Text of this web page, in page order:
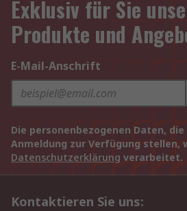
Exklusiv für Sie
Produkte und
E-Mail-Anschrift
Die personenbezogenen Daten, die
Anmeldung zur Verfügung stellen,
Datenschutzerklärung verarbeitet.
Kontaktieren Sie uns: